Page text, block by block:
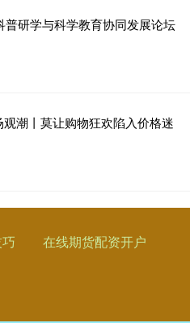
普研学与科学教育协同发展论坛
潮丨莫让购物狂欢陷入价格迷
在线期货配资开户